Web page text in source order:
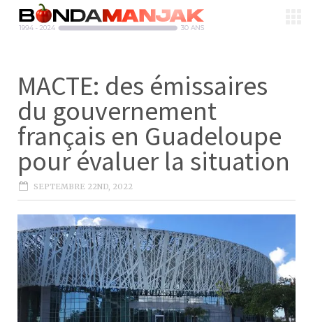
MACTE: des émissaires
du gouvernement
français en Guadeloupe
pour évaluer la situation
SEPTEMBRE 22ND, 2022